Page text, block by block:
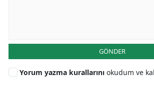
GÖNDER
Yorum yazma kurallarını okudum ve